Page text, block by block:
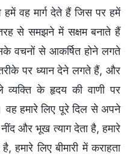
वह मार्ग देते हैं जिस पर हमें
से समझने में सक्षम बनाते हैं
वचनों से आकर्षित होने लगते
पर ध्यान देने लगते हैं, और
के हृदय की वाणी पर
हमारे लिए पूरे दिल से अपने
और भूख त्याग देता है, हमारे
हमारे लिए बीमारी में कराहता